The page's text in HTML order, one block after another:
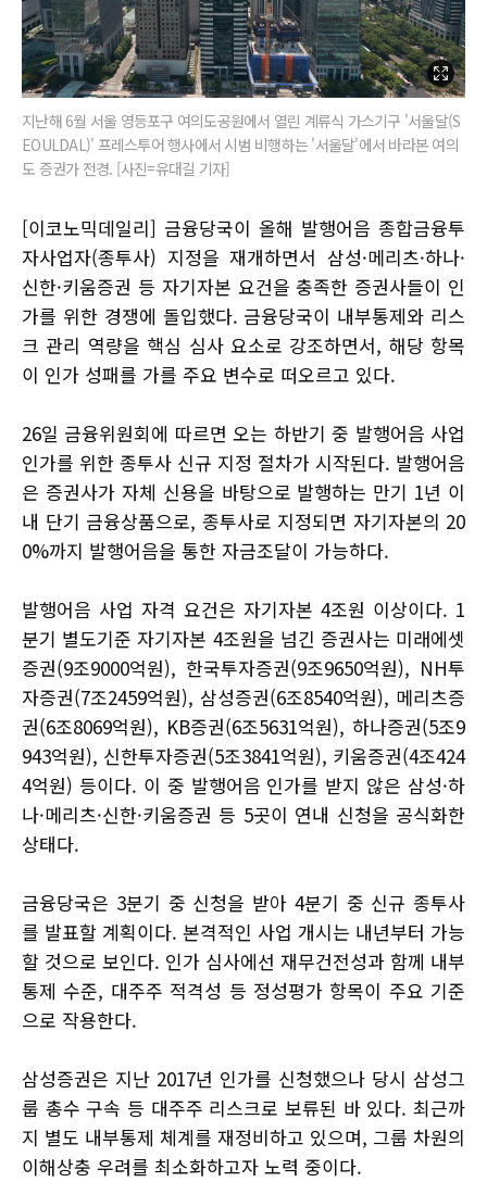
지난해 6월 서울 영등포구 여의도공원에서 열린 계류식 가스기구 '서울달(S
EOULDAL)' 프레스투어 행사에서 시범 비행하는 '서울달'에서 바라본 여의
도 증권가 전경. [사진=유대길 기자]
[이코노믹데일리] 금융당국이 올해 발행어음 종합금융투
자사업자(종투사) 지정을 재개하면서 삼성·메리츠·하나·
신한·키움증권 등 자기자본 요건을 충족한 증권사들이 인
가를 위한 경쟁에 돌입했다. 금융당국이 내부통제와 리스
크 관리 역량을 핵심 심사 요소로 강조하면서, 해당 항목
이 인가 성패를 가를 주요 변수로 떠오르고 있다.
26일 금융위원회에 따르면 오는 하반기 중 발행어음 사업
인가를 위한 종투사 신규 지정 절차가 시작된다. 발행어음
은 증권사가 자체 신용을 바탕으로 발행하는 만기 1년 이
내 단기 금융상품으로, 종투사로 지정되면 자기자본의 20
0%까지 발행어음을 통한 자금조달이 가능하다.
발행어음 사업 자격 요건은 자기자본 4조원 이상이다. 1
분기 별도기준 자기자본 4조원을 넘긴 증권사는 미래에셋
증권(9조9000억원), 한국투자증권(9조9650억원), NH투
자증권(7조2459억원), 삼성증권(6조8540억원), 메리츠증
권(6조8069억원), KB증권(6조5631억원), 하나증권(5조9
943억원), 신한투자증권(5조3841억원), 키움증권(4조424
4억원) 등이다. 이 중 발행어음 인가를 받지 않은 삼성·하
나·메리츠·신한·키움증권 등 5곳이 연내 신청을 공식화한
상태다.
금융당국은 3분기 중 신청을 받아 4분기 중 신규 종투사
를 발표할 계획이다. 본격적인 사업 개시는 내년부터 가능
할 것으로 보인다. 인가 심사에선 재무건전성과 함께 내부
통제 수준, 대주주 적격성 등 정성평가 항목이 주요 기준
으로 작용한다.
삼성증권은 지난 2017년 인가를 신청했으나 당시 삼성그
룹 총수 구속 등 대주주 리스크로 보류된 바 있다. 최근까
지 별도 내부통제 체계를 재정비하고 있으며, 그룹 차원의
이해상충 우려를 최소화하고자 노력 중이다.